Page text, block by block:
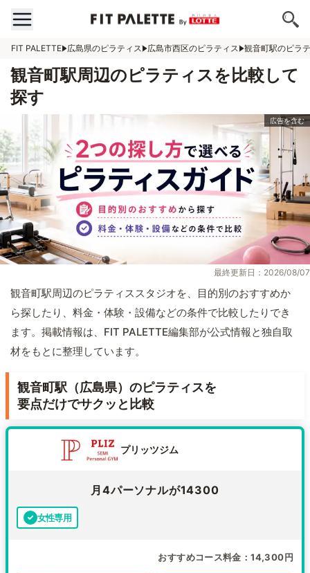
FIT PALETTE 広島県のピラティス 広島市西区のピラティス 観音町駅のピラ
観音町駅周辺のピラティスを比較して
探す
最終更新日：2026/08/07
観音町駅周辺のピラティススタジオを、目的別のおすすめか
ら探したり、料金・体験・設備などの条件で比較したりでき
ます。掲載情報は、FIT PALETTE編集部が公式情報と独自取
材をもとに整理しています。
観音町駅（広島県）のピラティスを
要点だけでサクッと比較
プリッツジム
月4パーソナルが14300
女性専用
おすすめコース料金 14,300円